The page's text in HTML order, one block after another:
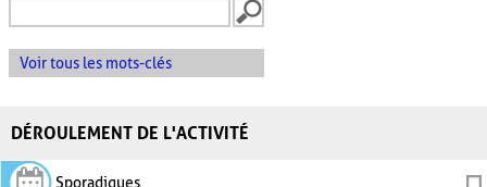
Voir tous les mots-clés
DÉROULEMENT DE L'ACTIVITÉ
Sporadiques